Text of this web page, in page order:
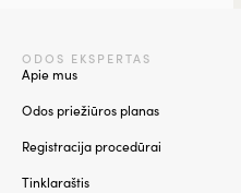
ODOS EKSPERTAS
Apie mus
Odos priežiūros planas
Registracija procedūrai
Tinklaraštis